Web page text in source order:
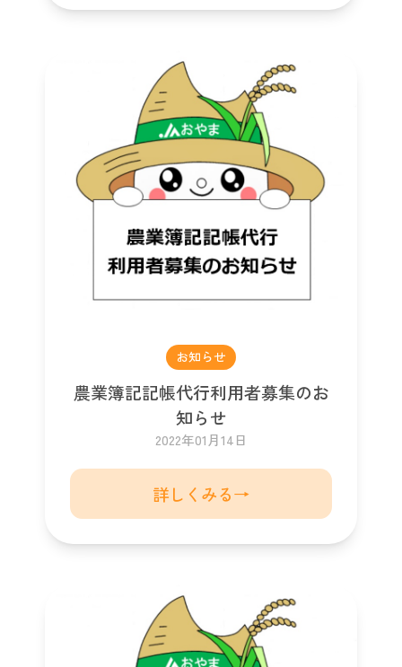
お知らせ
農業簿記記帳代行利用者募集のお
知らせ
2022年01月14日
詳しくみる→